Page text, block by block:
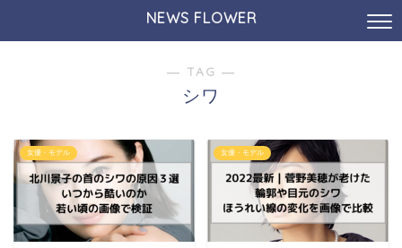
NEWS FLOWER
― TAG ―
シワ
女優・モデル 女優・モデル